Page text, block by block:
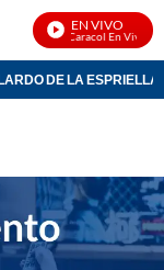
EN VIVO
Noticias Caracol En Vivo
DE LA ESPRIELLA